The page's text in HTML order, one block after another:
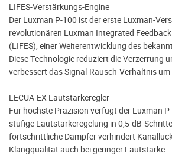
LIFES-Verstärkungs-Engine
Der Luxman P-100 ist der erste Luxman-
revolutionären Luxman Integrated
(LIFES), einer Weiterentwicklung des
Diese Technologie reduziert die Verzerrung
verbessert das Signal-Rausch-Verhältnis
LECUA-EX Lautstärkeregler
Für höchste Präzision verfügt der Luxman
stufige Lautstärkeregelung in 0,5-dB-
fortschrittliche Dämpfer verhindert
Klangqualität auch bei geringer Lautstärke.